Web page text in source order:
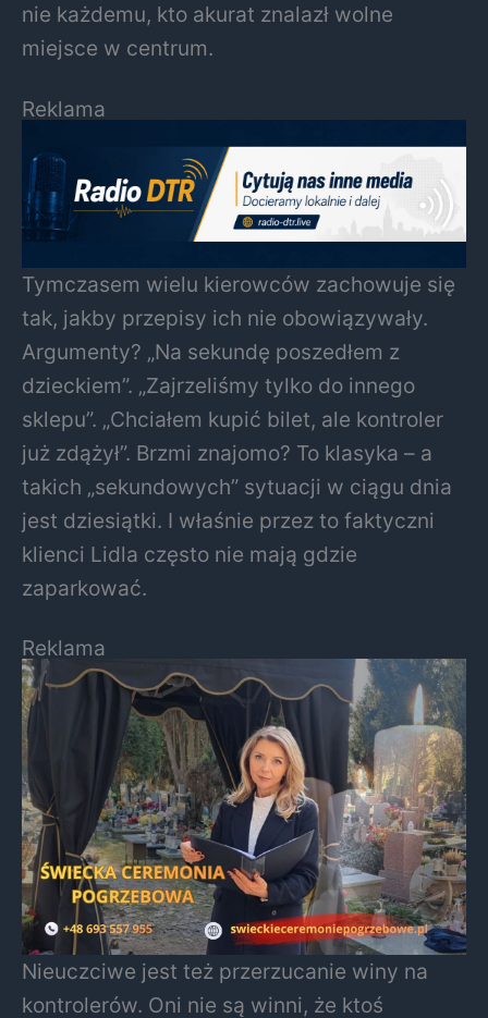
nie każdemu, kto akurat znalazł wolne
miejsce w centrum.
Reklama
Tymczasem wielu kierowców zachowuje się
tak, jakby przepisy ich nie obowiązywały.
Argumenty? „Na sekundę poszedłem z
dzieckiem”. „Zajrzeliśmy tylko do innego
sklepu”. „Chciałem kupić bilet, ale kontroler
już zdążył”. Brzmi znajomo? To klasyka – a
takich „sekundowych” sytuacji w ciągu dnia
jest dziesiątki. I właśnie przez to faktyczni
klienci Lidla często nie mają gdzie
zaparkować.
Reklama
Nieuczciwe jest też przerzucanie winy na
kontrolerów. Oni nie są winni, że ktoś